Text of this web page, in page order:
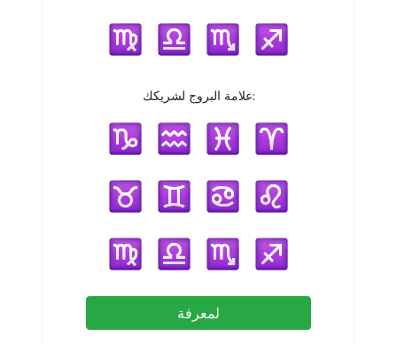
علامة البروج لشريكك:
لمعرفة